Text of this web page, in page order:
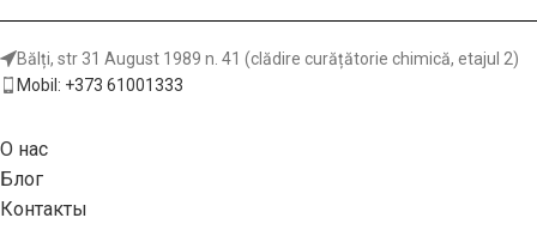
Bălți, str 31 August 1989 n. 41 (clădire curățătorie chimică, etajul 2)
Mobil: +373 61001333
О нас
Блог
Контакты